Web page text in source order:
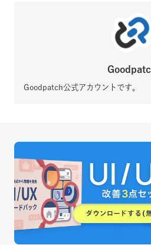
Goodpatch公式アカウントです。